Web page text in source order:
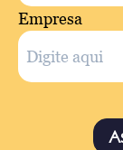
Empresa